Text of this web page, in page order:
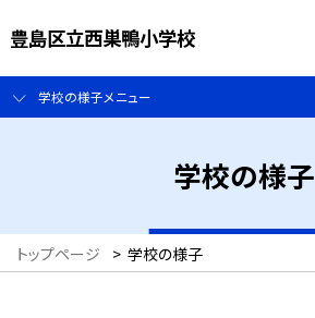
豊島区立西巣鴨小学校
学校の様子メニュー
学校の様子
トップページ > 学校の様子